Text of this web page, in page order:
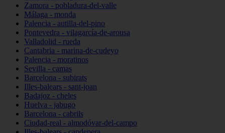
Zamora - pobladura-del-valle
Málaga - monda
Palencia - autilla-del-pino
Pontevedra - vilagarcía-de-arousa
Valladolid - rueda
Cantabria - marina-de-cudeyo
Palencia - moratinos
Sevilla - camas
Barcelona - subirats
Illes-balears - sant-joan
Badajoz - cheles
Huelva - jabugo
Barcelona - cabrils
Ciudad-real - almodóvar-del-campo